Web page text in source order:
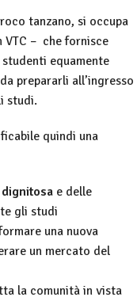
tanzano, si occupa
VTC – che fornisce
studenti equamente
prepararli all’ingresso
studi.
quindi una
e delle
gli studi
una nuova
un mercato del
la comunità in vista